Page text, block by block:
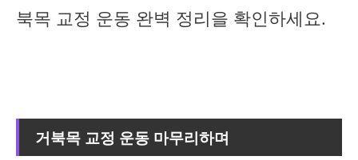
북목 교정 운동 완벽 정리을 확인하세요.
거북목 교정 운동 마무리하며